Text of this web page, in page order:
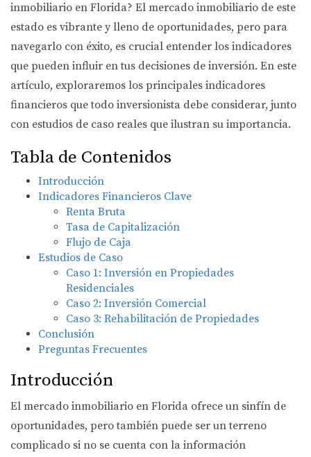
inmobiliario en Florida? El mercado inmobiliario de este
estado es vibrante y lleno de oportunidades, pero para
navegarlo con éxito, es crucial entender los indicadores
que pueden influir en tus decisiones de inversión. En este
artículo, exploraremos los principales indicadores
financieros que todo inversionista debe considerar, junto
con estudios de caso reales que ilustran su importancia.
Tabla de Contenidos
Introducción
Indicadores Financieros Clave
Renta Bruta
Tasa de Capitalización
Flujo de Caja
Estudios de Caso
Caso 1: Inversión en Propiedades
Residenciales
Caso 2: Inversión Comercial
Caso 3: Rehabilitación de Propiedades
Conclusión
Preguntas Frecuentes
Introducción
El mercado inmobiliario en Florida ofrece un sinfín de
oportunidades, pero también puede ser un terreno
complicado si no se cuenta con la información